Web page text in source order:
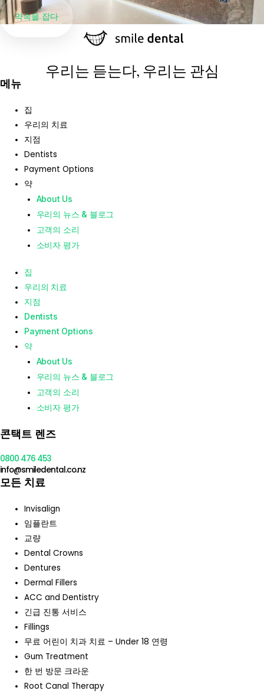
약속을 잡다
우리는 듣는다, 우리는 관심
메뉴
집
우리의 치료
지점
Dentists
Payment Options
약
About Us
우리의 뉴스 & 블로그
고객의 소리
소비자 평가
집
우리의 치료
지점
Dentists
Payment Options
약
About Us
우리의 뉴스 & 블로그
고객의 소리
소비자 평가
콘택트 렌즈
0800 476 453
info@smiledental.co.nz
모든 치료
Invisalign
임플란트
교량
Dental Crowns
Dentures
Dermal Fillers
ACC and Dentistry
긴급 진통 서비스
Fillings
무료 어린이 치과 치료 – Under 18 연령
Gum Treatment
한 번 방문 크라운
Root Canal Therapy